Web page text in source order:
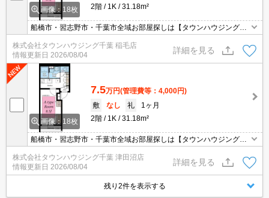
画像：18枚
2階
1K 31.18m²
船橋市・習志野市・千葉市全域お部屋探しは【タウンハウジング】
にお任せください！
株式会社タウンハウジング千葉 稲毛店
情報更新日 2026/08/04
詳細を見る
画像：18枚
7.5万円(管理費等：4,000円)
敷
なし 礼
1ヶ月
2階
1K 31.18m²
船橋市・習志野市・千葉市全域お部屋探しは【タウンハウジング】
にお任せください！
株式会社タウンハウジング千葉 津田沼店
情報更新日 2026/08/04
詳細を見る
残り2件を表示する